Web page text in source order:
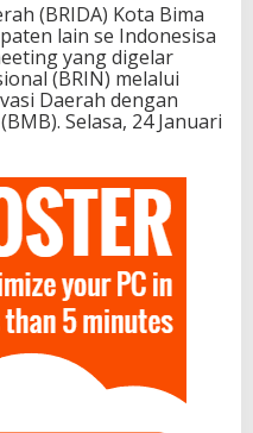
(BRIDA) Kota Bima
lain se Indonesisa
yang digelar
(BRIN) melalui
Daerah dengan
Selasa, 24 Januari